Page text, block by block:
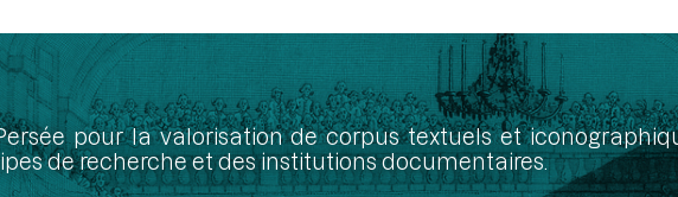
pour la valorisation de corpus textuels et
de recherche et des institutions documentaires.